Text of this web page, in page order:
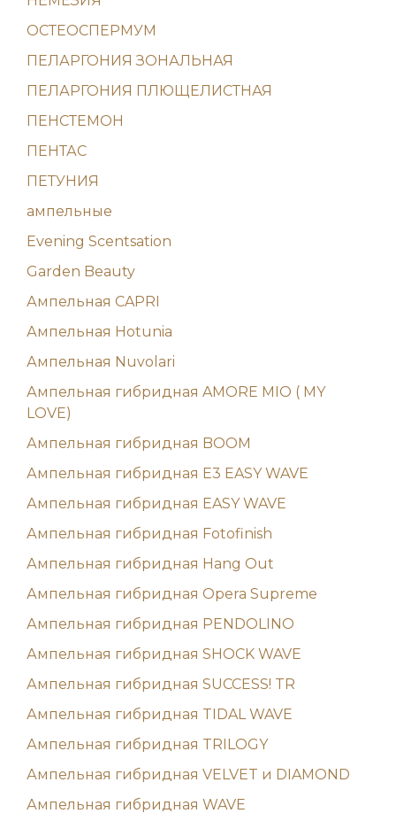
ОСТЕОСПЕРМУМ
ПЕЛАРГОНИЯ ЗОНАЛЬНАЯ
ПЕЛАРГОНИЯ ПЛЮЩЕЛИСТНАЯ
ПЕНСТЕМОН
ПЕНТАС
ПЕТУНИЯ
ампельные
Evening Scentsation
Garden Beauty
Ампельная CAPRI
Ампельная Hotunia
Ампельная Nuvolari
Ампельная гибридная AMORE MIO ( MY
LOVE)
Ампельная гибридная BOOM
Ампельная гибридная E3 EASY WAVE
Ампельная гибридная EASY WAVE
Ампельная гибридная Fotofinish
Ампельная гибридная Hang Out
Ампельная гибридная Opera Supreme
Ампельная гибридная PENDOLINO
Ампельная гибридная SHOCK WAVE
Ампельная гибридная SUCCESS! TR
Ампельная гибридная TIDAL WAVE
Ампельная гибридная TRILOGY
Ампельная гибридная VELVET и DIAMOND
Ампельная гибридная WAVE